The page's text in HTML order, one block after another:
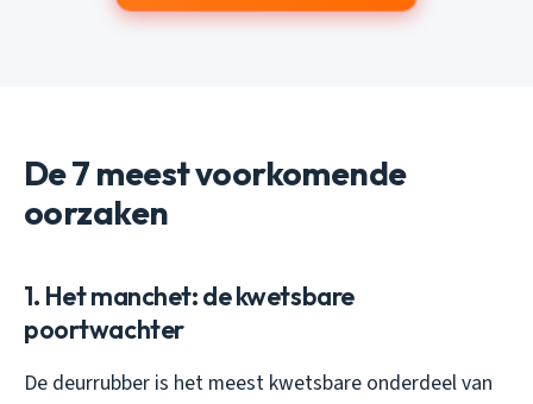
De 7 meest voorkomende
oorzaken
1. Het manchet: de kwetsbare
poortwachter
De deurrubber is het meest kwetsbare onderdeel van